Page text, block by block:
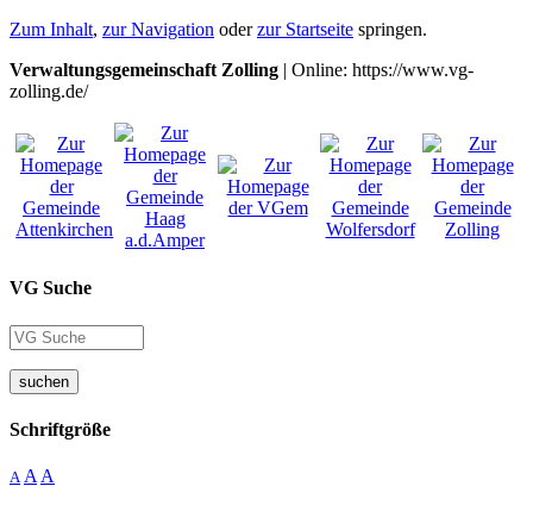
Zum Inhalt, zur Navigation oderzur Startseite springen.
Verwaltungsgemeinschaft Zolling | Online: https://www.vg-
zolling.de/
VG Suche
suchen
Schriftgröße
A A A